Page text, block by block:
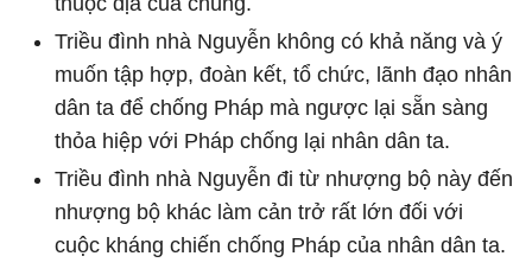
Triều đình nhà Nguyễn không có khả năng và ý
muốn tập hợp, đoàn kết, tổ chức, lãnh đạo nhân
dân ta để chống Pháp mà ngược lại sẵn sàng
thỏa hiệp với Pháp chống lại nhân dân ta.
Triều đình nhà Nguyễn đi từ nhượng bộ này đến
nhượng bộ khác làm cản trở rất lớn đối với
cuộc kháng chiến chống Pháp của nhân dân ta.